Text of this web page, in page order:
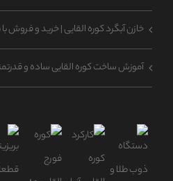
خازن آبگرد کوره القایی | خرید و فروش
آموزش ساخت کوره القایی ساده و